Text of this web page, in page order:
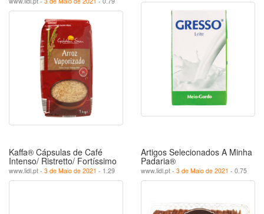
Kaffa® Cápsulas de Café
Intenso/ Ristretto/ Fortíssimo
www.lidl.pt - 3 de Maio de 2021 - 1.29
Artigos Selecionados A Minha
Padaria®
www.lidl.pt - 3 de Maio de 2021 - 0.75